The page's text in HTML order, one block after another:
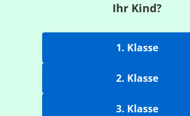
Ihr Kind?
1. Klasse
2. Klasse
3. Klasse